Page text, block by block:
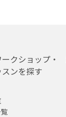
クショップ・
ンを探す